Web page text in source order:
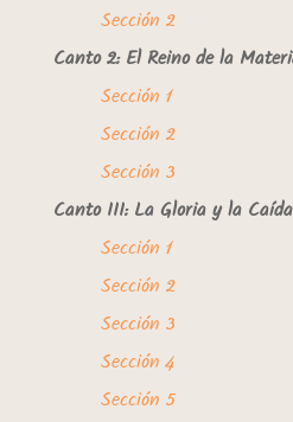
Sección 2
Canto 2: El Reino de la
Sección 1
Sección 2
Sección 3
Canto III: La Gloria y la
Sección 1
Sección 2
Sección 3
Sección 4
Sección 5